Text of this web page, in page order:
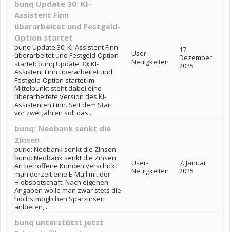
bunq Update 30: KI-
Assistent Finn
überarbeitet und Festgeld-
Option startet
bunq Update 30: KI-Assistent Finn
überarbeitet und Festgeld-Option
startet: bunq Update 30: KI-
Assistent Finn überarbeitet und
Festgeld-Option startet Im
Mittelpunkt steht dabei eine
überarbeitete Version des KI-
Assistenten Finn. Seit dem Start
vor zwei Jahren soll das...
User-
Neuigkeiten
17.
Dezember
2025
bunq: Neobank senkt die
Zinsen
bunq: Neobank senkt die Zinsen:
bunq: Neobank senkt die Zinsen
An betroffene Kunden verschickt
man derzeit eine E-Mail mit der
Hiobsbotschaft. Nach eigenen
Angaben wolle man zwar stets die
höchstmöglichen Sparzinsen
anbieten,...
User-
Neuigkeiten
7. Januar
2025
bunq unterstützt jetzt